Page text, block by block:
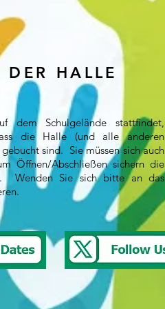
DER HALLE
dem Schulgelände stattfindet,
die Halle (und alle anderen
sind. Sie müssen sich auch
Öffnen/Abschließen sichern die
Wenden Sie sich bitte an das